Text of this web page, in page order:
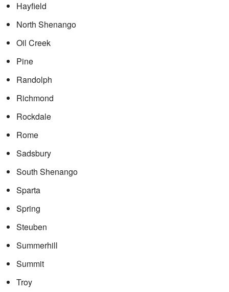
Hayfield
North Shenango
Oil Creek
Pine
Randolph
Richmond
Rockdale
Rome
Sadsbury
South Shenango
Sparta
Spring
Steuben
Summerhill
Summit
Troy